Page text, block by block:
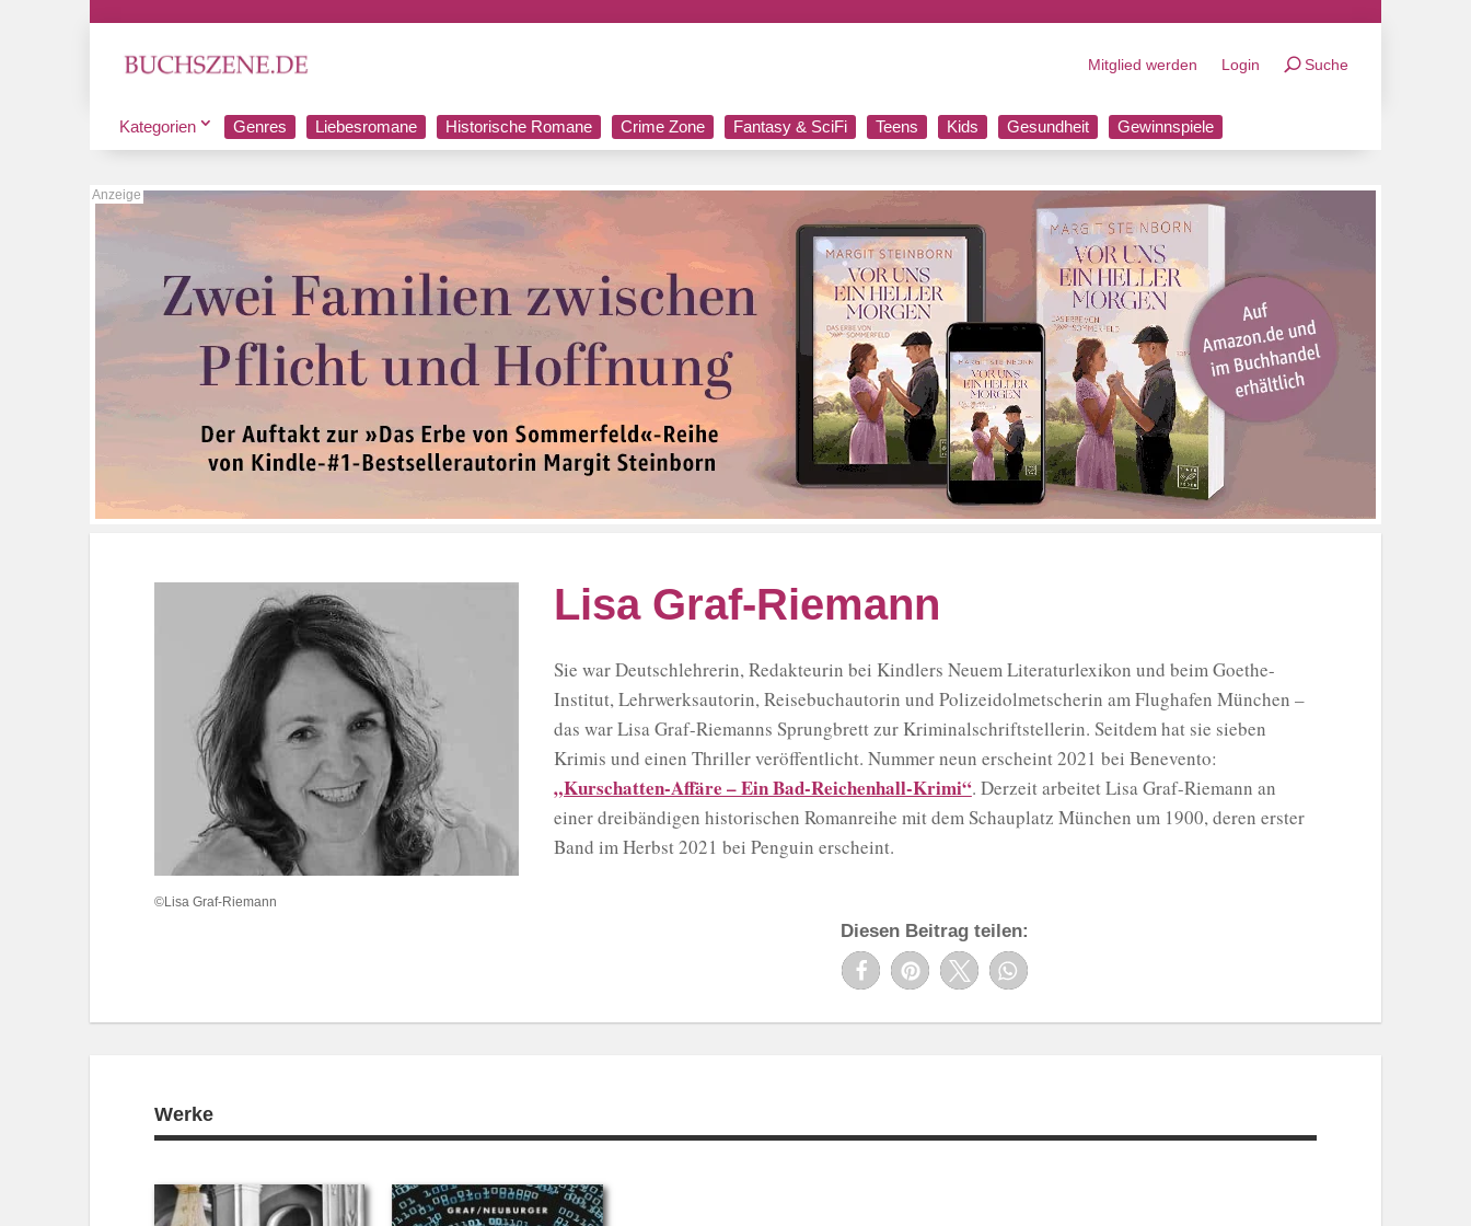
Mitglied werden Login Suche
Kategorien Genres Liebesromane Historische Romane Crime Zone Fantasy & SciFi Teens Kids Gesundheit Gewinnspiele
©Lisa Graf-Riemann
Lisa Graf-Riemann
Sie war Deutschlehrerin, Redakteurin bei Kindlers Neuem Literaturlexikon und beim Goethe-
Institut, Lehrwerksautorin, Reisebuchautorin und Polizeidolmetscherin am Flughafen München –
das war Lisa Graf-Riemanns Sprungbrett zur Kriminalschriftstellerin. Seitdem hat sie sieben
Krimis und einen Thriller veröffentlicht. Nummer neun erscheint 2021 bei Benevento:
„Kurschatten-Affäre – Ein Bad-Reichenhall-Krimi“. Derzeit arbeitet Lisa Graf-Riemann an
einer dreibändigen historischen Romanreihe mit dem Schauplatz München um 1900, deren erster
Band im Herbst 2021 bei Penguin erscheint.
Diesen Beitrag teilen:
Werke